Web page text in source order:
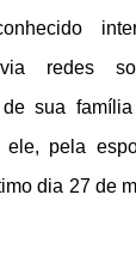
via redes
de sua
ele, pela
dia 27 de